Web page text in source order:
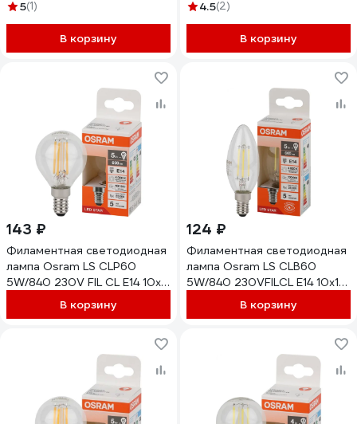
4058075684942
5(1)
В корзину
E14 4058075687943
4.5(2)
В корзину
143 ₽
Филаментная светодиодная
лампа Osram LS CLP60
5W/840 230V FIL CL E14 10x1
4058075684447
В корзину
124 ₽
Филаментная светодиодная
лампа Osram LS CLB60
5W/840 230VFILCL E14 10x1
4058075684782
В корзину